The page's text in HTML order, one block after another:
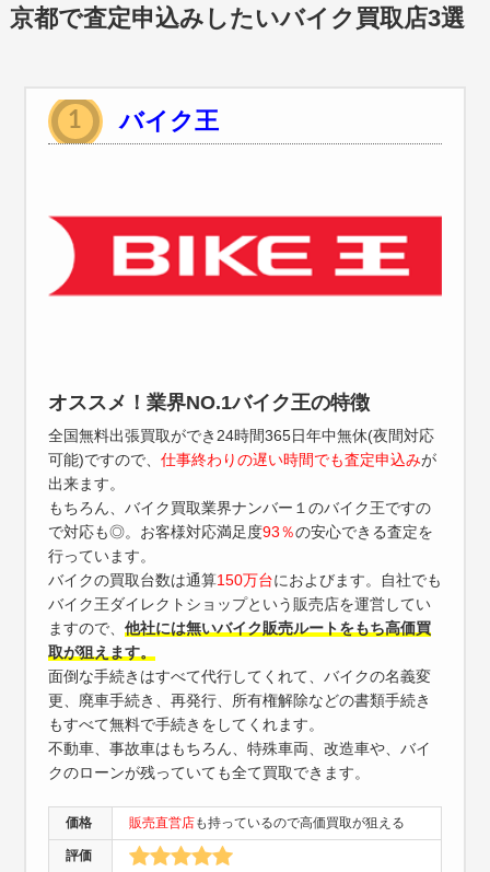
京都で査定申込みしたいバイク買取店3選
バイク王
オススメ！業界NO.1バイク王の特徴
全国無料出張買取ができ24時間365日年中無休(夜間対応
可能)ですので、 仕事終わりの遅い時間でも査定申込みが
出来ます。
もちろん、バイク買取業界ナンバー１のバイク王ですの
で対応も◎。お客様対応満足度93％の安心できる査定を
行っています。
バイクの買取台数は通算150万台におよびます。自社でも
バイク王ダイレクトショップという販売店を運営してい
ますので、 他社には無いバイク販売ルートをもち高価買
取が狙えます。
面倒な手続きはすべて代行してくれて、バイクの名義変
更、廃車手続き、再発行、所有権解除などの書類手続き
もすべて無料で手続きをしてくれます。
不動車、事故車はもちろん、特殊車両、改造車や、バイ
クのローンが残っていても全て買取できます。
価格 販売直営店も持っているので高価買取が狙える
評価